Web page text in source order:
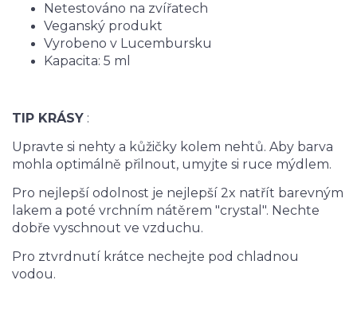
Netestováno na zvířatech
Veganský produkt
Vyrobeno v Lucembursku
Kapacita: 5 ml
TIP KRÁSY :
Upravte si nehty a kůžičky kolem nehtů. Aby barva
mohla optimálně přilnout, umyjte si ruce mýdlem.
Pro nejlepší odolnost je nejlepší 2x natřít barevným
lakem a poté vrchním nátěrem "crystal". Nechte
dobře vyschnout ve vzduchu.
Pro ztvrdnutí krátce nechejte pod chladnou
vodou.